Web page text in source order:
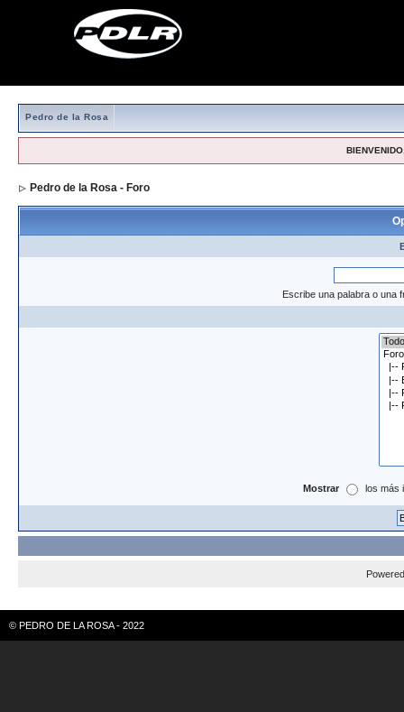
Pedro de la Rosa
Pedro de la Rosa - Foro
Escribe una palabra o una
Mostrar los más
© PEDRO DE LA ROSA - 2022